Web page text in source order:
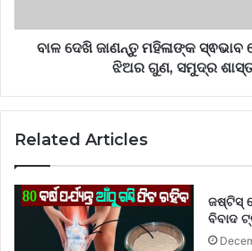
ବାଳ ଦେଖି ଜାଣନ୍ତୁ ମହିଳାଙ୍କ
ଝିଅର ଗୁଣ, ସମୁଦ୍ର
Related Articles
ଜଷ୍ଟିସ୍‌
ବିବାଦ